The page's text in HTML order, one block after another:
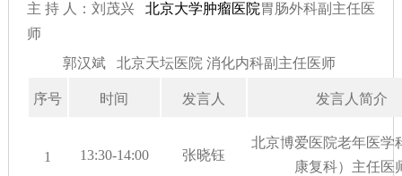
主 持 人：刘茂兴 北京大学肿瘤医院胃肠外科副主任医
师
郭汉斌 北京天坛医院 消化内科副主任医师
序号 时间 发言人 发言人简介
1 13:30-14:00 张晓钰
北京博爱医院老年医学
康复科）主任医